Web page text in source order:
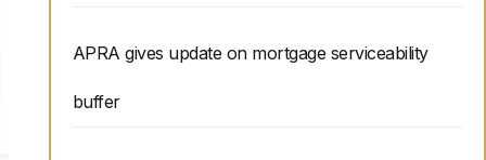
APRA gives update on mortgage serviceability
buffer